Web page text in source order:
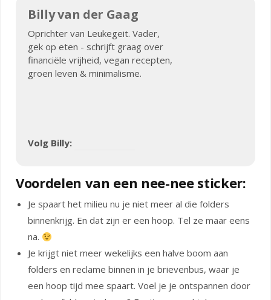
Billy van der Gaag
Oprichter van Leukegeit. Vader,
gek op eten - schrijft graag over
financiële vrijheid, vegan recepten,
groen leven & minimalisme.
Volg Billy:
Voordelen van een nee-nee sticker:
Je spaart het milieu nu je niet meer al die folders
binnenkrijg. En dat zijn er een hoop. Tel ze maar eens
na.
Je krijgt niet meer wekelijks een halve boom aan
folders en reclame binnen in je brievenbus, waar je
een hoop tijd mee spaart. Voel je je ontspannen door